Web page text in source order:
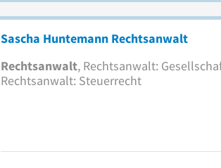
Sascha Huntemann Rechtsanwalt
Rechtsanwalt, Rechtsanwalt:
Rechtsanwalt: Steuerrecht